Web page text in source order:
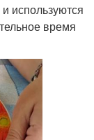
используются
время